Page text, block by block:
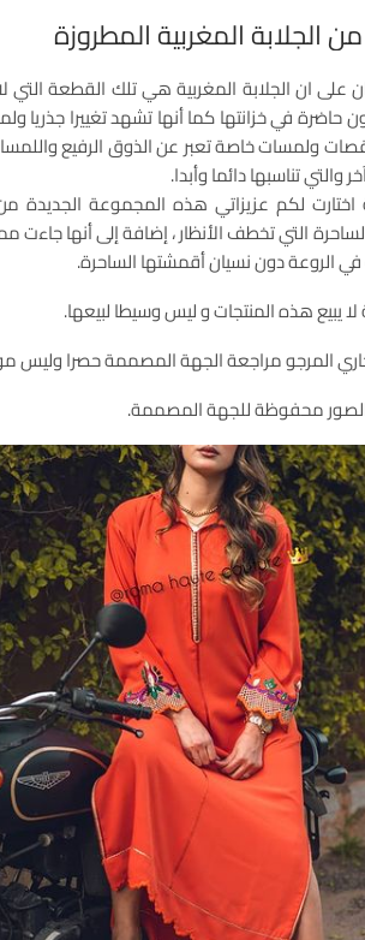
الجلابة المغربية المطروزة
على ان الجلابة المغربية هي تلك القطعة
حاضرة في خزانتها كما أنها تشهد تغييرا
ولمسات خاصة تعبر عن الذوق الرفيع
والتي تناسبها دائما وأبدا.
اختارت لكم عزيزاتي هذه المجموعة الجديدة
التي تخطف الأنظار ، إضافة إلى أنها جاءت
الروعة دون نسيان أقمشتها الساحرة.
لا يبيع هذه المنتجات و ليس وسيطا لبيعها.
المرجو مراجعة الجهة المصممة حصرا وليس
محفوظة للجهة المصممة.